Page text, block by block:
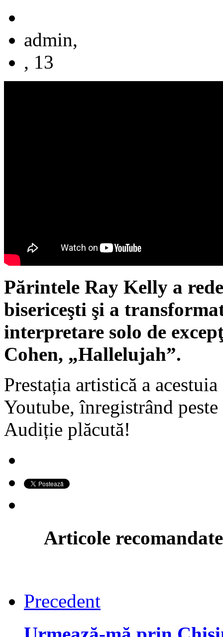
admin,
, 13
Părintele Ray Kelly a
bisericeşti şi a
interpretare solo de
Cohen, „Hallelujah”.
Prestația artistică a
Youtube, înregistrând
Audiție plăcută!
Articole recomandate
Precedent